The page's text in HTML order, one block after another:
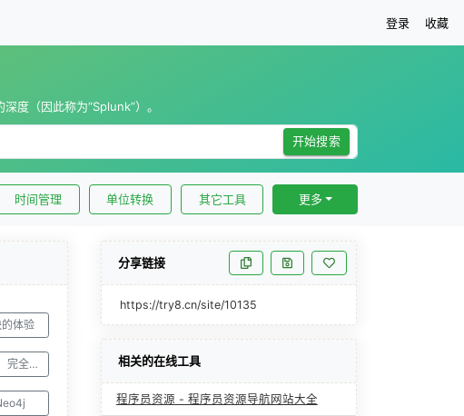
登录 收藏
度（因此称为“Splunk”）。
开始搜索
时间管理 单位转换 其它工具 更多
体验
DynamoDB - 无服务器、NoSQL、完全托管的数据库
分享链接
https://try8.cn/site/10135
相关的在线工具
程序员资源 - 程序员资源导航网站大全